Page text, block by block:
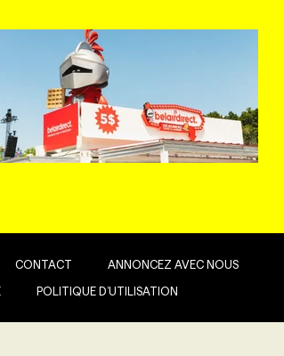
CONTACT ANNONCEZ AVEC NOUS
POLITIQUE D’UTILISATION